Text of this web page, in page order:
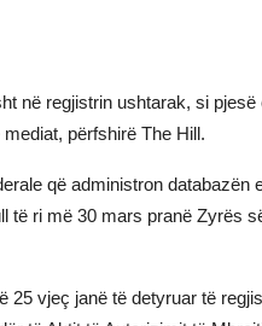
në regjistrin ushtarak, si
përfshirë The Hill.
që administron databazën
të ri më 30 mars pranë Zyrës
vjeç janë të detyruar të